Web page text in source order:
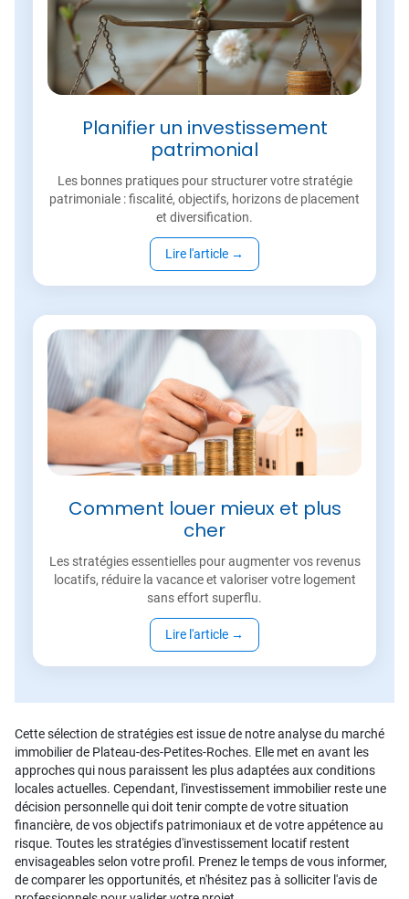
Planifier un investissement
patrimonial
Les bonnes pratiques pour structurer votre stratégie
patrimoniale : fiscalité, objectifs, horizons de placement
et diversification.
Lire l'article →
Comment louer mieux et plus
cher
Les stratégies essentielles pour augmenter vos revenus
locatifs, réduire la vacance et valoriser votre logement
sans effort superflu.
Lire l'article →
Cette sélection de stratégies est issue de notre analyse du marché
immobilier de Plateau-des-Petites-Roches. Elle met en avant les
approches qui nous paraissent les plus adaptées aux conditions
locales actuelles. Cependant, l'investissement immobilier reste une
décision personnelle qui doit tenir compte de votre situation
financière, de vos objectifs patrimoniaux et de votre appétence au
risque. Toutes les stratégies d'investissement locatif restent
envisageables selon votre profil. Prenez le temps de vous informer,
de comparer les opportunités, et n'hésitez pas à solliciter l'avis de